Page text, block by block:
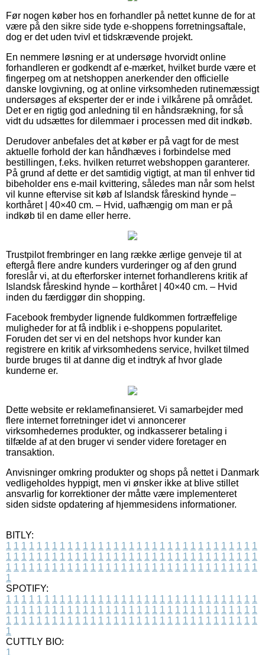
Før nogen køber hos en forhandler på nettet kunne de for at
være på den sikre side tyde e-shoppens forretningsaftale,
dog er det uden tvivl et tidskrævende projekt.
En nemmere løsning er at undersøge hvorvidt online
forhandleren er godkendt af e-mærket, hvilket burde være et
fingerpeg om at netshoppen anerkender den officielle
danske lovgivning, og at online virksomheden rutinemæssigt
undersøges af eksperter der er inde i vilkårene på området.
Det er en rigtig god anledning til en håndsrækning, for så
vidt du udsættes for dilemmaer i processen med dit indkøb.
Derudover anbefales det at køber er på vagt for de mest
aktuelle forhold der kan håndhæves i forbindelse med
bestillingen, f.eks. hvilken returret webshoppen garanterer.
På grund af dette er det samtidig vigtigt, at man til enhver tid
bibeholder ens e-mail kvittering, således man når som helst
vil kunne eftervise sit køb af Islandsk fåreskind hynde –
korthåret | 40×40 cm. – Hvid, uafhængig om man er på
indkøb til en dame eller herre.
Trustpilot frembringer en lang række ærlige genveje til at
eftergå flere andre kunders vurderinger og af den grund
foreslår vi, at du efterforsker internet forhandlerens kritik af
Islandsk fåreskind hynde – korthåret | 40×40 cm. – Hvid
inden du færdiggør din shopping.
Facebook frembyder lignende fuldkommen fortræffelige
muligheder for at få indblik i e-shoppens popularitet.
Foruden det ser vi en del netshops hvor kunder kan
registrere en kritik af virksomhedens service, hvilket tilmed
burde bruges til at danne dig et indtryk af hvor glade
kunderne er.
Dette website er reklamefinansieret. Vi samarbejder med
flere internet forretninger idet vi annoncerer
virksomhedernes produkter, og indkasserer betaling i
tilfælde af at den bruger vi sender videre foretager en
transaktion.
Anvisninger omkring produkter og shops på nettet i Danmark
vedligeholdes hyppigt, men vi ønsker ikke at blive stillet
ansvarlig for korrektioner der måtte være implementeret
siden sidste opdatering af hjemmesidens informationer.
BITLY:
1 1 1 1 1 1 1 1 1 1 1 1 1 1 1 1 1 1 1 1 1 1 1 1 1 1 1 1 1 1 1 1 1
1 1 1 1 1 1 1 1 1 1 1 1 1 1 1 1 1 1 1 1 1 1 1 1 1 1 1 1 1 1 1 1 1
1 1 1 1 1 1 1 1 1 1 1 1 1 1 1 1 1 1 1 1 1 1 1 1 1 1 1 1 1 1 1 1 1
1
SPOTIFY:
1 1 1 1 1 1 1 1 1 1 1 1 1 1 1 1 1 1 1 1 1 1 1 1 1 1 1 1 1 1 1 1 1
1 1 1 1 1 1 1 1 1 1 1 1 1 1 1 1 1 1 1 1 1 1 1 1 1 1 1 1 1 1 1 1 1
1 1 1 1 1 1 1 1 1 1 1 1 1 1 1 1 1 1 1 1 1 1 1 1 1 1 1 1 1 1 1 1 1
1
CUTTLY BIO:
1